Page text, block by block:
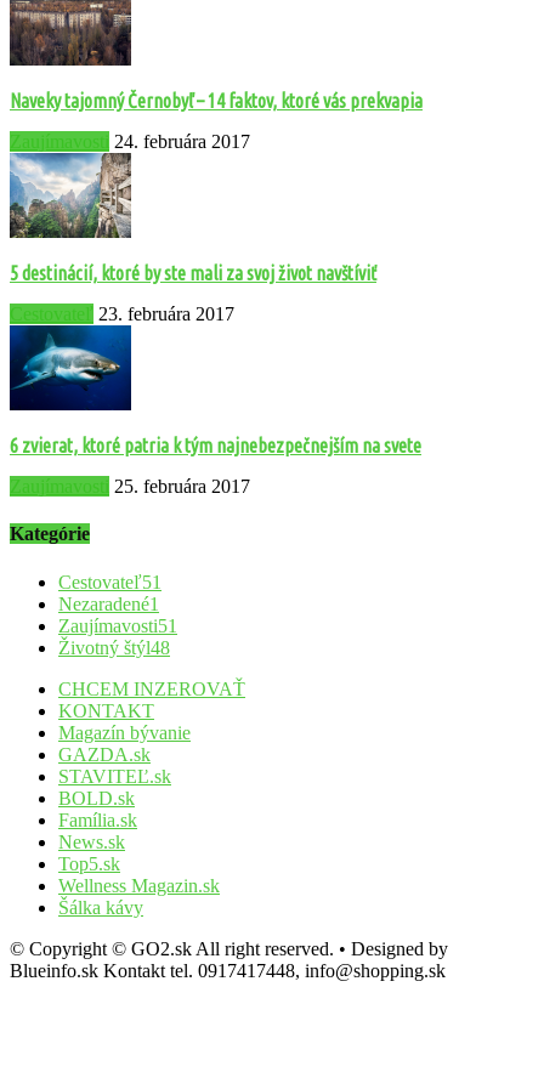
Naveky tajomný Černobyľ – 14 faktov, ktoré vás prekvapia
Zaujímavosti 24. februára 2017
5 destinácií, ktoré by ste mali za svoj život navštíviť
Cestovateľ 23. februára 2017
6 zvierat, ktoré patria k tým najnebezpečnejším na svete
Zaujímavosti 25. februára 2017
Kategórie
Cestovateľ51
Nezaradené1
Zaujímavosti51
Životný štýl48
CHCEM INZEROVAŤ
KONTAKT
Magazín bývanie
GAZDA.sk
STAVITEĽ.sk
BOLD.sk
Família.sk
News.sk
Top5.sk
Wellness Magazin.sk
Šálka kávy
© Copyright © GO2.sk All right reserved. • Designed by
Blueinfo.sk Kontakt tel. 0917417448, info@shopping.sk